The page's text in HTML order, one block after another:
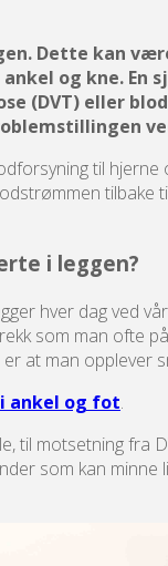
Dette kan
og kne. En
(DVT) eller
til
tilbake
i leggen?
hver dag ved
som man ofte
at man opplever
ankel og fot.
til motsetning fra
som kan